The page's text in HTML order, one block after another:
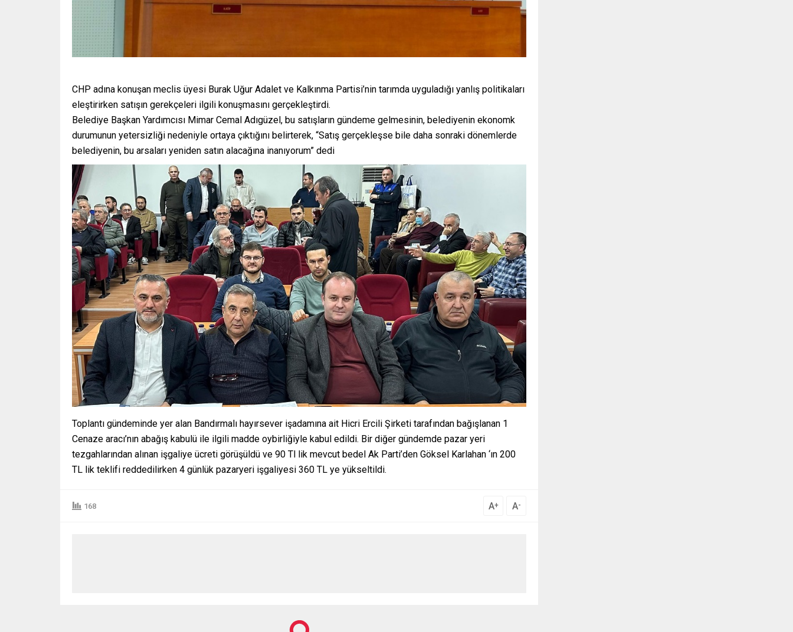
CHP adına konuşan meclis üyesi Burak Uğur Adalet ve Kalkınma Partisi’nin tarımda uyguladığı yanlış politikaları
eleştirirken satışın gerekçeleri ilgili konuşmasını gerçekleştirdi.
Belediye Başkan Yardımcısı Mimar Cemal Adıgüzel, bu satışların gündeme gelmesinin, belediyenin ekonomk
durumunun yetersizliği nedeniyle ortaya çıktığını belirterek, “Satış gerçekleşse bile daha sonraki dönemlerde
belediyenin, bu arsaları yeniden satın alacağına inanıyorum” dedi
Toplantı gündeminde yer alan Bandırmalı hayırsever işadamına ait Hicri Ercili Şirketi tarafından bağışlanan 1
Cenaze aracı’nın abağış kabulü ile ilgili madde oybirliğiyle kabul edildi. Bir diğer gündemde pazar yeri
tezgahlarından alınan işgaliye ücreti görüşüldü ve 90 Tl lik mevcut bedel Ak Parti’den Göksel Karlahan ‘ın 200
TL lik teklifi reddedilirken 4 günlük pazaryeri işgaliyesi 360 TL ye yükseltildi.
168 A+ A-